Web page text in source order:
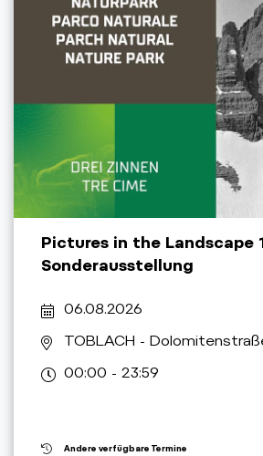
Pictures in the Landscape
Sonderausstellung
06.08.2026
TOBLACH -
00:00 - 23:59
Andere verfügbare Termine